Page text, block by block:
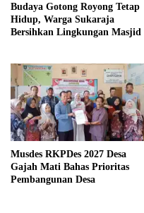
Budaya Gotong Royong Tetap
Hidup, Warga Sukaraja
Bersihkan Lingkungan Masjid
Musdes RKPDes 2027 Desa
Gajah Mati Bahas Prioritas
Pembangunan Desa